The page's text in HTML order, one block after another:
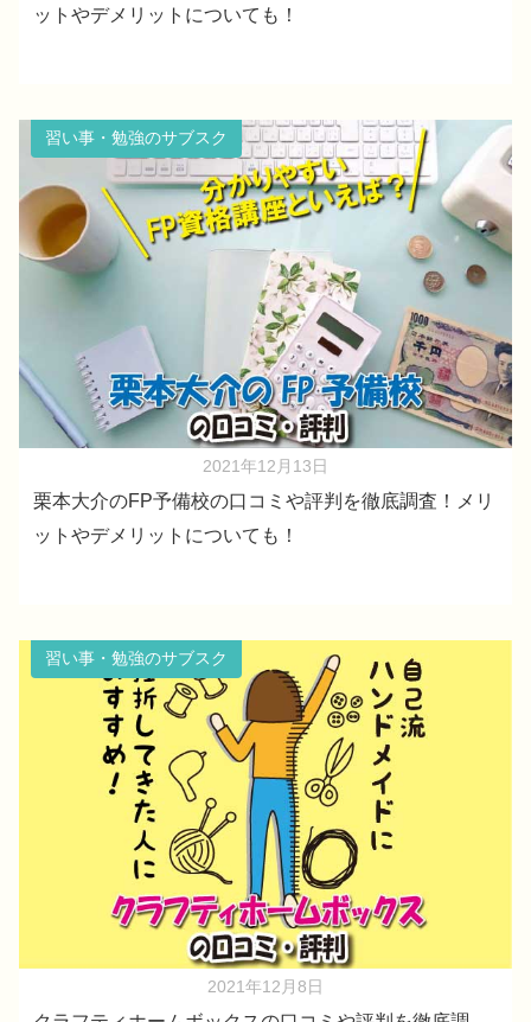
ットやデメリットについても！
習い事・勉強のサブスク
2021年12月13日
栗本大介のFP予備校の口コミや評判を徹底調査！メリ
ットやデメリットについても！
習い事・勉強のサブスク
2021年12月8日